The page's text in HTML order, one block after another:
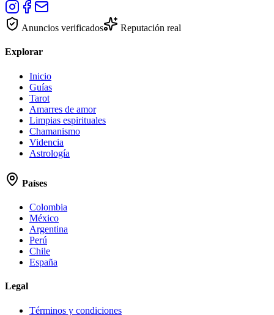
Anuncios verificados Reputación real
Explorar
Inicio
Guías
Tarot
Amarres de amor
Limpias espirituales
Chamanismo
Videncia
Astrología
Países
Colombia
México
Argentina
Perú
Chile
España
Legal
Términos y condiciones